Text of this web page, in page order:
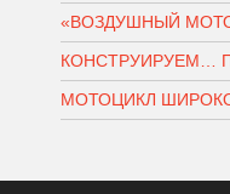
«ВОЗДУШНЫЙ
КОНСТРУИРУЕМ…
МОТОЦИКЛ